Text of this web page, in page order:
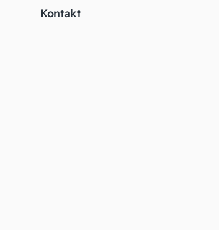
Kontakt